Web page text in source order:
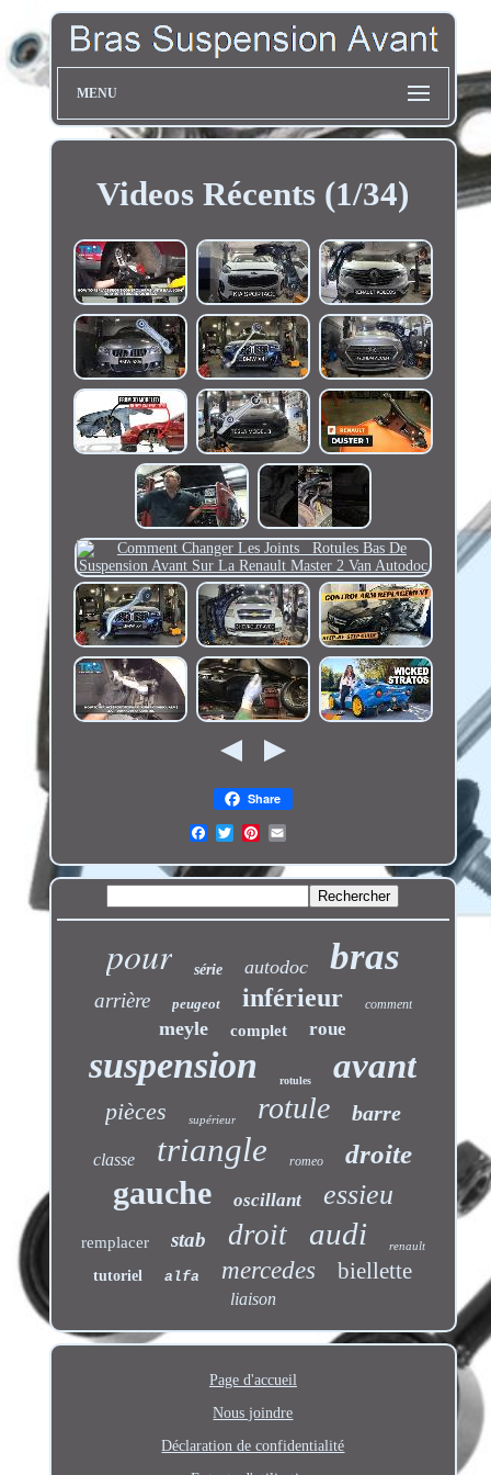
MENU
Videos Récents (1/34)
Share
pour série autodoc bras
arrière peugeot inférieur comment
meyle complet roue
suspension rotules avant
pièces supérieur rotule barre
classe triangle romeo droite
gauche oscillant essieu
remplacer stab droit audi renault
tutoriel alfa mercedes biellette
liaison
Page d'accueil
Nous joindre
Déclaration de confidentialité